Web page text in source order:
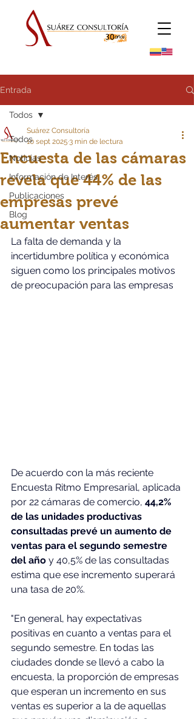
Entrada
Todos
Noticias
Información de Interés
Publicaciones
Blog
Todos
Encuesta de las cámaras
revela que 44% de las
empresas prevé
aumentar ventas
Suárez Consultoría
10 sept 2025 3 min de lectura
La falta de demanda y la
incertidumbre política y económica
siguen como los principales motivos
de preocupación para las empresas
De acuerdo con la más reciente
Encuesta Ritmo Empresarial, aplicada
por 22 cámaras de comercio, 44,2%
de las unidades productivas
consultadas prevé un aumento de
ventas para el segundo semestre
del año y 40,5% de las consultadas
estima que ese incremento superará
una tasa de 20%.
"En general, hay expectativas
positivas en cuanto a ventas para el
segundo semestre. En todas las
ciudades donde se llevó a cabo la
encuesta, la proporción de empresas
que esperan un incremento en sus
ventas es superior a la de aquellas